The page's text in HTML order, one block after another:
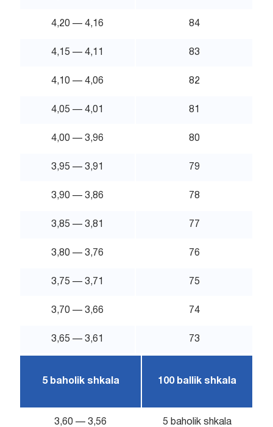
4,20 — 4,16 84
4,15 — 4,11 83
4,10 — 4,06 82
4,05 — 4,01 81
4,00 — 3,96 80
3,95 — 3,91 79
3,90 — 3,86 78
3,85 — 3,81 77
3,80 — 3,76 76
3,75 — 3,71 75
3,70 — 3,66 74
3,65 — 3,61 73
5 baholik shkala 100 ballik shkala
3,60 — 3,56 5 baholik shkala